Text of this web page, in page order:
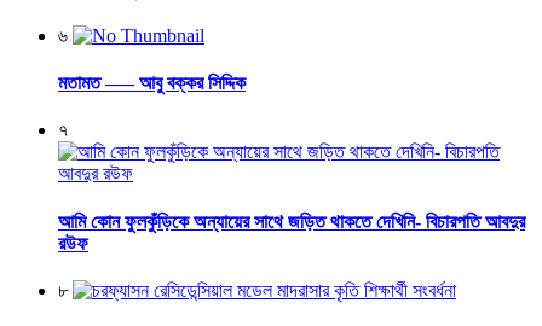
৬
মতামত —– আবু বক্কর সিদ্দিক
৭
আমি কোন ফুলকুঁড়িকে অন্যায়ের সাথে জড়িত থাকতে দেখিনি- বিচারপতি আবদুর
রউফ
৮